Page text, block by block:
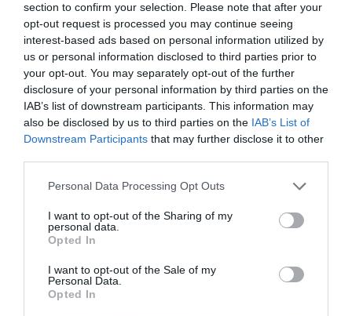
section to confirm your selection. Please note that after your
opt-out request is processed you may continue seeing
interest-based ads based on personal information utilized by
us or personal information disclosed to third parties prior to
your opt-out. You may separately opt-out of the further
disclosure of your personal information by third parties on the
IAB’s list of downstream participants. This information may
also be disclosed by us to third parties on the IAB’s List of
Downstream Participants that may further disclose it to other
Personal Data Processing Opt Outs
I want to opt-out of the Sharing of my
personal data.
Opted In
I want to opt-out of the Sale of my
Personal Data.
Opted In
DIY et Bien-Être Inclusif : Créer pour Soi, S’épanouir
Ensemble
mentale et équilibre